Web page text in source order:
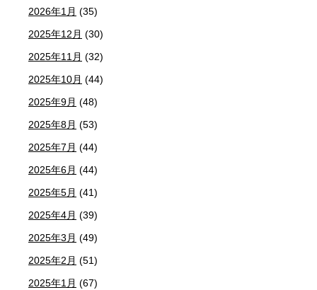
2026年1月 (35)
2025年12月 (30)
2025年11月 (32)
2025年10月 (44)
2025年9月 (48)
2025年8月 (53)
2025年7月 (44)
2025年6月 (44)
2025年5月 (41)
2025年4月 (39)
2025年3月 (49)
2025年2月 (51)
2025年1月 (67)